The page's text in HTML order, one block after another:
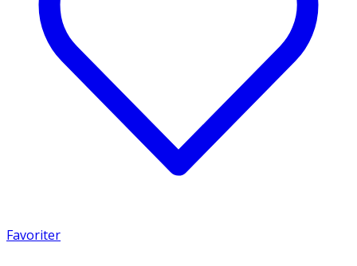
Favoriter